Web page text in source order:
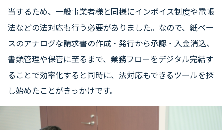
当するため、一般事業者様と同様にインボイス制度や電帳
法などの法対応も行う必要がありました。なので、紙ベー
スのアナログな請求書の作成・発行から承認・入金消込、
書類管理や保管に至るまで、業務フローをデジタル完結す
ることで効率化すると同時に、法対応もできるツールを探
し始めたことがきっかけです。